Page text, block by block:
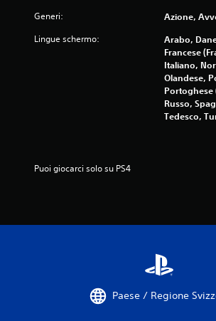
Generi: Azione,
Lingue schermo:
Arabo,
Francese
Italiano,
Olandese,
Portoghese
Russo,
Tedesco,
Puoi giocarci solo su PS4
Paese / Regione